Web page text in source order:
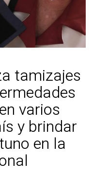
tamizajes
varios
y brindar
en la